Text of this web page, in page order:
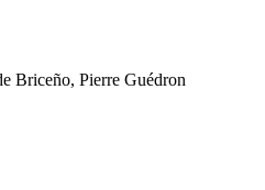
Briceño, Pierre Guédron